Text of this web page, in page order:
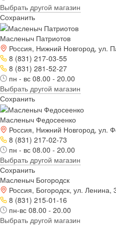
Выбрать другой магазин
Сохранить
Масленыч Патриотов
Россия, Нижний Новгород, ул.
8 (831) 217-03-55
8 (831) 281-52-27
пн - вс 08.00 - 20.00
Выбрать другой магазин
Сохранить
Масленыч Федосеенко
Россия, Нижний Новгород, ул.
8 (831) 217-02-73
пн - вс 08.00 - 20.00
Выбрать другой магазин
Сохранить
Масленыч Богородск
Россия, Богородск, ул. Ленина,
8 (831) 215-01-16
пн-вс 08.00 - 20.00
Выбрать другой магазин